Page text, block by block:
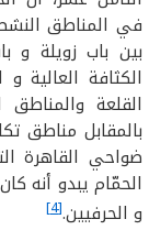
في المناطق
بين باب زويلة و
الكثافة العالية
القلعة
بالمقابل مناطق
ضواحي القاهرة
الحمّام يبدو أنه
و الحرفيين.[4]